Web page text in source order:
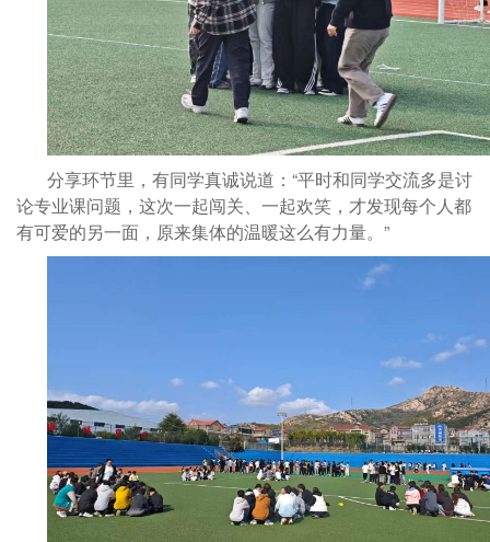
分享环节里，有同学真诚说道：“平时和同学交流多是讨
论专业课问题，这次一起闯关、一起欢笑，才发现每个人都
有可爱的另一面，原来集体的温暖这么有力量。”